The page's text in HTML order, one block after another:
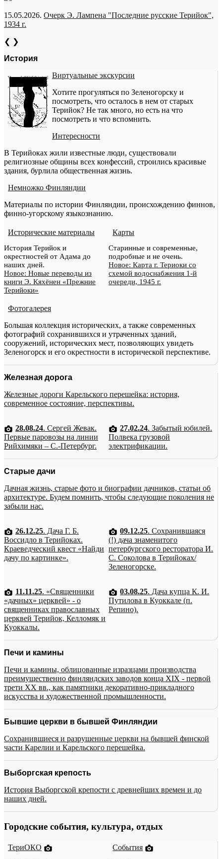
15.05.2026. Очерк Э. Лампена "Последние русские Терийок",
1934 г.
❮ ❯
История
Виртуальные экскурсии
Хотите прогуляться по Зеленогорску и
посмотреть, что осталось в нем от старых
Терийок? Не так много, но есть на что
посмотреть и что вспомнить.
Интересности
В Терийоках жили известные люди, существовали
религиозные общины всех конфессий, строились красивые
здания, бурлила общественная жизнь.
Немножко Финляндии
Материалы по истории Финляндии, происхождению финнов,
финно-угорскому языкознанию.
Исторические материалы
История Терийок и
окрестностей от Адама до
наших дней.
Новое: Новые переводы из
книги Э. Кяхёнен «Прежние
Терийоки»
Карты
Старинные и современные,
подробные и не очень.
Новое: Карта г. Териоки со
схемой водоснабжения 1-й
очереди, 1945 г.
Фотогалерея
Большая коллекция исторических, а также современных
фотографий сохранившихся и утраченных зданий,
сооружений, исторических мест, позволяющих увидеть
Зеленогорск и его окрестности в исторической перспективе.
Железная дорога
Железные дороги Карельского перешейка: история,
современное состояние, перспективы.
28.08.24. Сергей Жевак.
Первые паровозы на линии
Рийхимяки – С.-Петербург.
27.02.24. Забытый юбилей.
Полвека грузовой
электрификации.
Старые дачи
Дачная жизнь, старые фото и биографии дачников, статьи об
архитектуре. Будем помнить, чтобы следующие поколения не
забыли нас.
26.12.25. Дача Г. Б.
Воссидло в Терийоках.
Краеведческий квест «Найди
дачу по картинке».
09.12.25. Сохранившаяся
(!) дача знаменитого
петербургского ресторатора И.
С. Соколова в Терийоках/
Зеленогорске.
11.11.25. «Священники
«дачных» церквей» - о
священниках православных
церквей Терийок, Келломяк и
Куоккалы.
03.08.25. Дача купца К. И.
Путилова в Куоккале (п.
Репино).
Печи и камины
Печи и камины, облицованные изразцами производства
преимущественно финляндских заводов конца XIX - первой
трети XX вв., как памятники декоративно-прикладного
искусства и художественной промышленности.
Бывшие церкви в бывшей Финляндии
Сохранившиеся и разрушенные церкви на бывшей финской
части Карелии и Карельского перешейка.
Выборгская крепость
История Выборгской крепости с древнейших времен и до
наших дней.
Городские события, культура, отдых
ТериОКО
События